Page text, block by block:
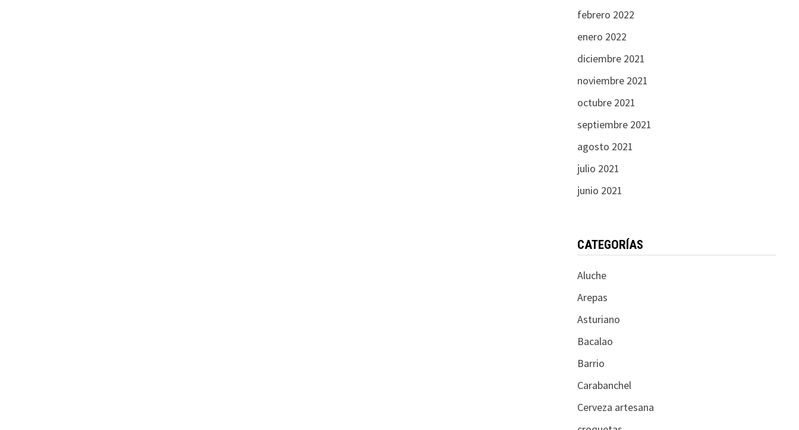
febrero 2022
enero 2022
diciembre 2021
noviembre 2021
octubre 2021
septiembre 2021
agosto 2021
julio 2021
junio 2021
CATEGORÍAS
Aluche
Arepas
Asturiano
Bacalao
Barrio
Carabanchel
Cerveza artesana